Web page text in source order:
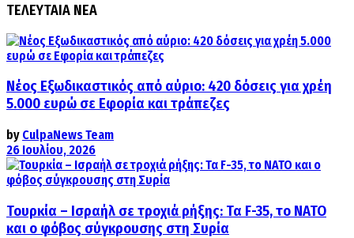
ΤΕΛΕΥΤΑΙΑ ΝΕΑ
Νέος Εξωδικαστικός από αύριο: 420 δόσεις για χρέη
5.000 ευρώ σε Εφορία και τράπεζες
by CulpaNews Team
26 Ιουλίου, 2026
Τουρκία – Ισραήλ σε τροχιά ρήξης: Τα F-35, το ΝΑΤΟ
και ο φόβος σύγκρουσης στη Συρία